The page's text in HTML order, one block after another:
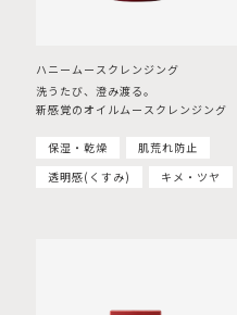
ハニームースクレンジング
洗うたび、澄み渡る。
新感覚のオイルムースクレンジング
保湿・乾燥
肌荒れ防止
透明感(くすみ)
キメ・ツヤ